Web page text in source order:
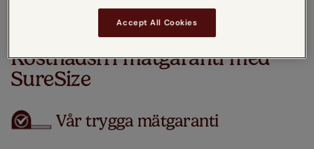
Kostnadsfri mätgaranti med
SureSize
Vår trygga mätgaranti
Accept All Cookies